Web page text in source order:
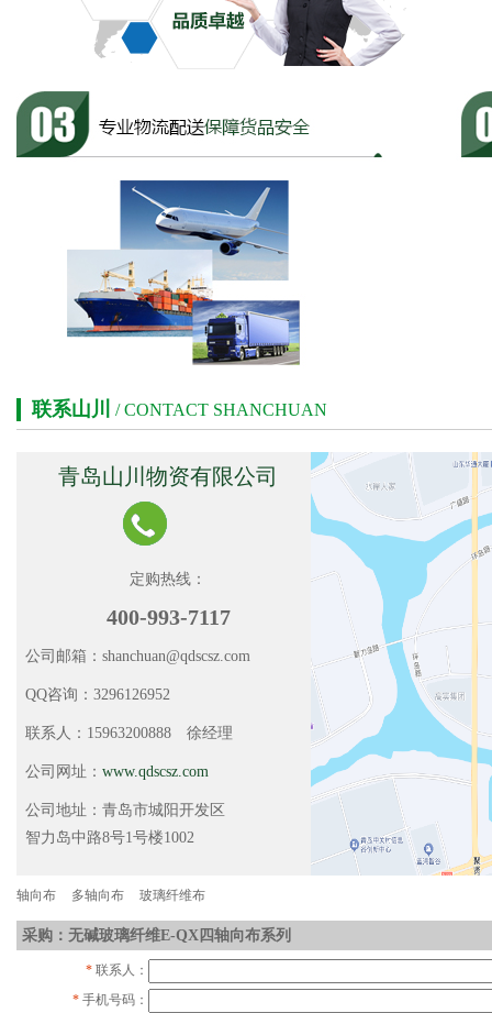
联系山川 / CONTACT SHANCHUAN
青岛山川物资有限公司
定购热线：
400-993-7117
公司邮箱：shanchuan@qdscsz.com
QQ咨询：3296126952
联系人：15963200888 徐经理
公司网址： www.qdscsz.com
公司地址：青岛市城阳开发区
智力岛中路8号1号楼1002
轴向布 多轴向布 玻璃纤维布
采购：无碱玻璃纤维E-QX四轴向布系列
* 联系人：
* 手机号码：